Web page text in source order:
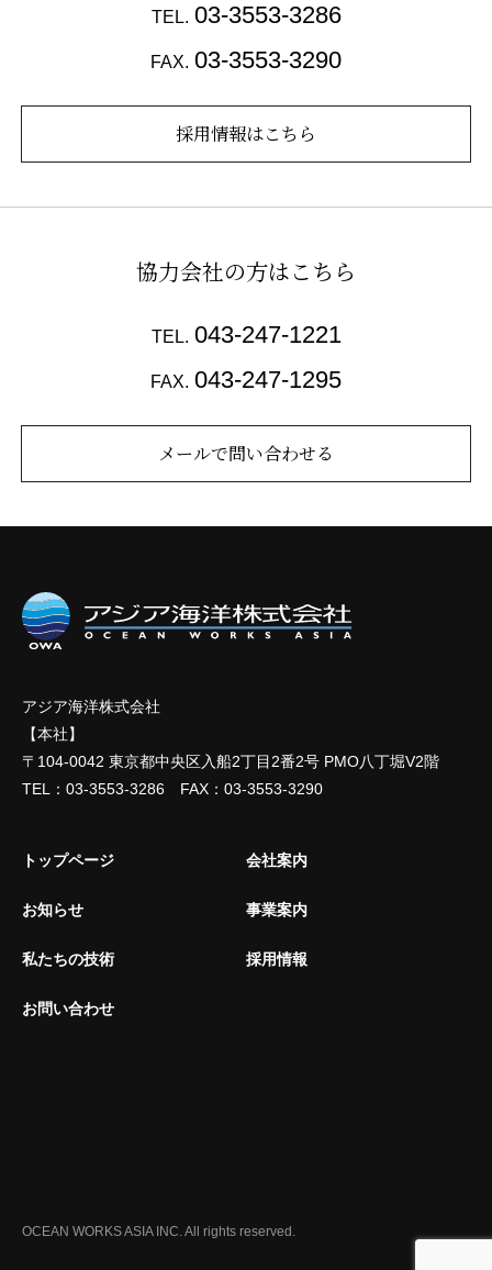
TEL. 03-3553-3286
FAX. 03-3553-3290
採用情報はこちら
協力会社の方はこちら
TEL. 043-247-1221
FAX. 043-247-1295
メールで問い合わせる
アジア海洋株式会社
【本社】
〒104-0042 東京都中央区入船2丁目2番2号 PMO八丁堀V2階
TEL：03-3553-3286 FAX：03-3553-3290
トップページ 会社案内
お知らせ 事業案内
私たちの技術 採用情報
お問い合わせ
OCEAN WORKS ASIA INC. All rights reserved.